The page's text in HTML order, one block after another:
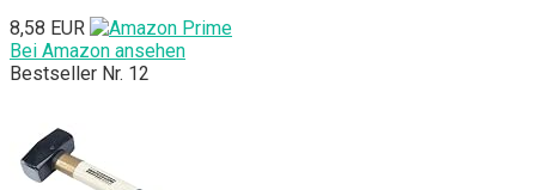
8,58 EUR
Bei Amazon ansehen
Bestseller Nr. 12